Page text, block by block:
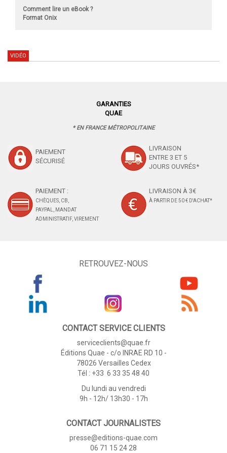
Comment lire un eBook ?
Format Onix
VIDÉO
GARANTIES
QUAE
* EN FRANCE MÉTROPOLITAINE
PAIEMENT
SÉCURISÉ
LIVRAISON
ENTRE 3 ET 5
JOURS OUVRÉS*
PAIEMENT :
CHÈQUES, CB,
PAYPAL, MANDAT
ADMINISTRATIF, VIREMENT
LIVRAISON À 3€
À PARTIR DE 50 € D'ACHAT*
RETROUVEZ-NOUS
CONTACT SERVICE CLIENTS
serviceclients@quae.fr
Éditions Quae - c/o INRAE RD 10 -
78026 Versailles Cedex
Tél : +33 6 33 35 48 40
Du lundi au vendredi
9h - 12h/ 13h30 - 17h
CONTACT JOURNALISTES
presse@editions-quae.com
06 71 15 24 28